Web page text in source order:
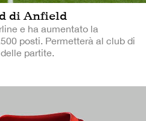
di Anfield
e ha aumentato la
posti. Permetterà al club di
partite.